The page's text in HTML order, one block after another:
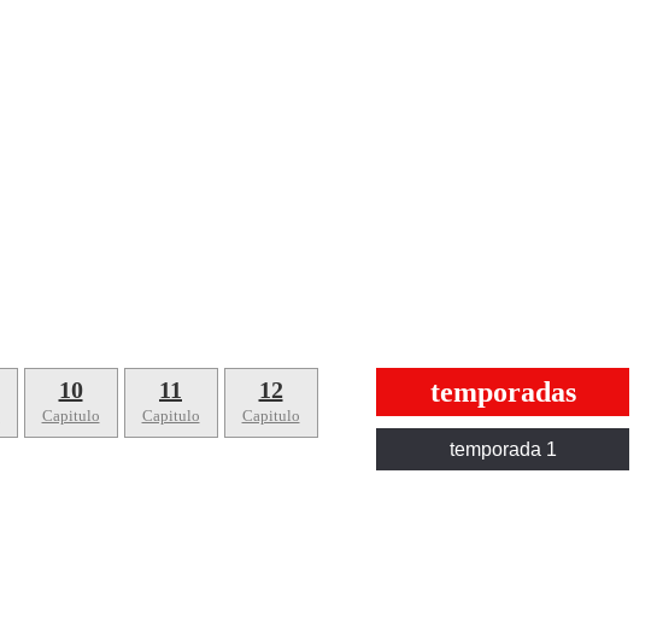
temporadas
temporada 1
10
Capitulo
11
Capitulo
12
Capitulo